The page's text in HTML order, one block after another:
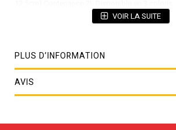
VOIR LA SUITE
PLUS D’INFORMATION
AVIS